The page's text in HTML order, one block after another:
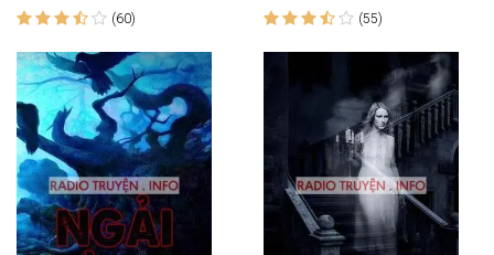
(60) (55)